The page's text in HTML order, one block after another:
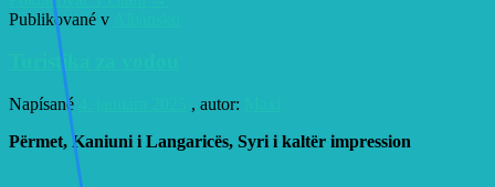
Publikované v
Turistika za vodou
Napísané , autor:
Përmet, Kaniuni i Langaricës, Syri i kaltër impression